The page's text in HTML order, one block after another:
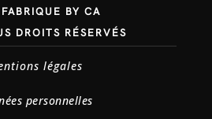
BY CA
DROITS RÉSERVÉS
légales
personnelles